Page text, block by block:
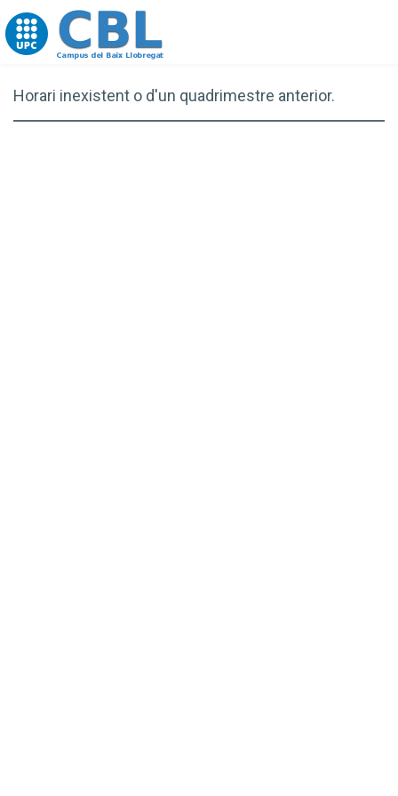
Go to upc.edu
Horari inexistent o d'un quadrimestre anterior.